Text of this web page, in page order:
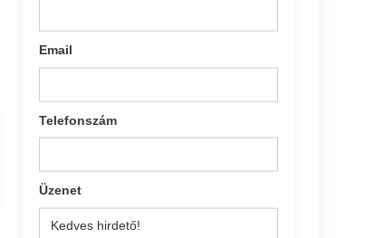
Email
Telefonszám
Üzenet